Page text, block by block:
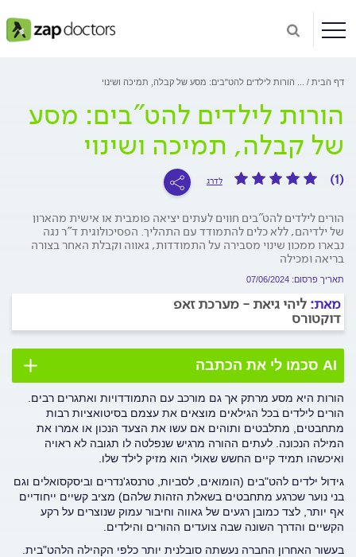
דף הבית הורות לילדים להט"בים: מסע של קבלה, תמיכה ושינוי
הורות לילדים להט"בים: מסע
של קבלה, תמיכה ושינוי
(1) לדרג
הורים לילדים להט"בים חווים לעתים יציאה פומבית או אישית מהארון
של ילדיהם, ללא כלים להתמודד עם התהליך. הפסיכולוגית ד"ר נגה
נבארו ממכון שינוי מסבירה על התמודדות, גאווה וקבלת האחר בצורה
בריאה ומכילה
תאריך פרסום: 07/06/2024
מאת: ליהי גיאת - מערכת זאפ
דוקטורס
AI סכמו לי את הכתבה
הורות היא מסע מרתק אך גם מורכב עם התמודדויות ואתגרים רבים.
הורים לילדים בכל הגילאים מוצאים את עצמם בסיטואציות רבות
מתחבטים, מתלבטים ותוהים אם עשו את הצעד הנכון או אמרו את
המילה הנכונה. לעתים ההורה מרגיש שנפלטה לו תגובה לא ראויה
ואיכשהו תמיד קיים החשש שאולי הוא מזיק לילד שלו.
גידול ילדים להט"בים (הומואים, לסביות, טרנסג'נדרים וביסקסואלים וגם
בני נוער שכרגע מתחבטים בשאלת הזהות שלהם) מציב קשיים ייחודיים
אף יותר, לצד כמובן רגעים של גאווה וחיבור עמוק שנוצרים על רקע
הקשיים והדרך השונה שבה צועדים ההורים והילדים.
בעשור האחרון החברה נעשתה סובלנית יותר כלפי הקהילה הלהט"בית.